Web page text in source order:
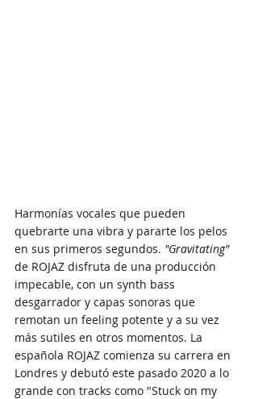
Harmonías vocales que pueden
quebrarte una vibra y pararte los pelos
en sus primeros segundos. "Gravitating"
de ROJAZ disfruta de una producción
impecable, con un synth bass
desgarrador y capas sonoras que
remotan un feeling potente y a su vez
más sutiles en otros momentos. La
española ROJAZ comienza su carrera en
Londres y debutó este pasado 2020 a lo
grande con tracks como "Stuck on my